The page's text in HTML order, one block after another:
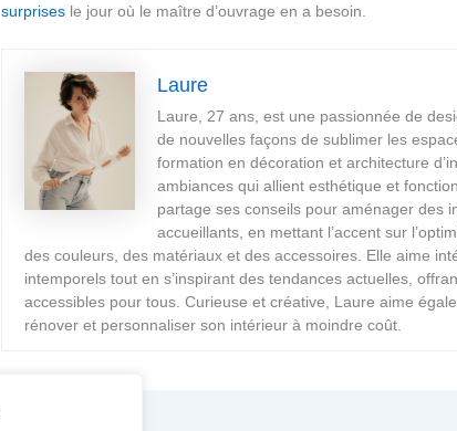
surprises le jour où le maître d’ouvrage en a besoin.
Laure
Laure, 27 ans, est une passionnée de
de nouvelles façons de sublimer les
formation en décoration et architecture
ambiances qui allient esthétique et
partage ses conseils pour aménager des
accueillants, en mettant l’accent sur
des couleurs, des matériaux et des accessoires. Elle aime
intemporels tout en s’inspirant des tendances actuelles,
accessibles pour tous. Curieuse et créative, Laure aime
rénover et personnaliser son intérieur à moindre coût.